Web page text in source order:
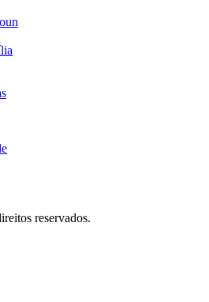
reservados.